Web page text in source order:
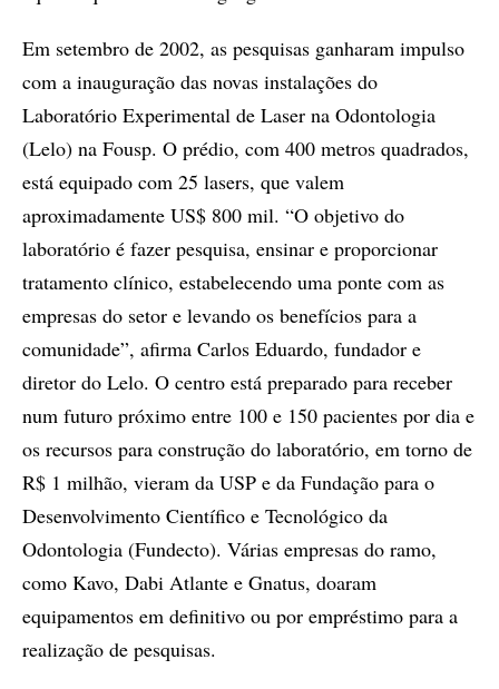
Em setembro de 2002, as pesquisas ganharam impulso
com a inauguração das novas instalações do
Laboratório Experimental de Laser na Odontologia
(Lelo) na Fousp. O prédio, com 400 metros quadrados,
está equipado com 25 lasers, que valem
aproximadamente US$ 800 mil. “O objetivo do
laboratório é fazer pesquisa, ensinar e proporcionar
tratamento clínico, estabelecendo uma ponte com as
empresas do setor e levando os benefícios para a
comunidade”, afirma Carlos Eduardo, fundador e
diretor do Lelo. O centro está preparado para receber
num futuro próximo entre 100 e 150 pacientes por dia e
os recursos para construção do laboratório, em torno de
R$ 1 milhão, vieram da USP e da Fundação para o
Desenvolvimento Científico e Tecnológico da
Odontologia (Fundecto). Várias empresas do ramo,
como Kavo, Dabi Atlante e Gnatus, doaram
equipamentos em definitivo ou por empréstimo para a
realização de pesquisas.